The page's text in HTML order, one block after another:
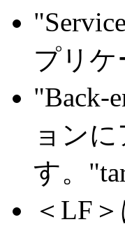
プリ
"Back-
ョン
す。
＜LF